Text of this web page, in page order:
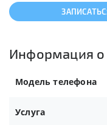
Информация о
Модель телефона
Услуга